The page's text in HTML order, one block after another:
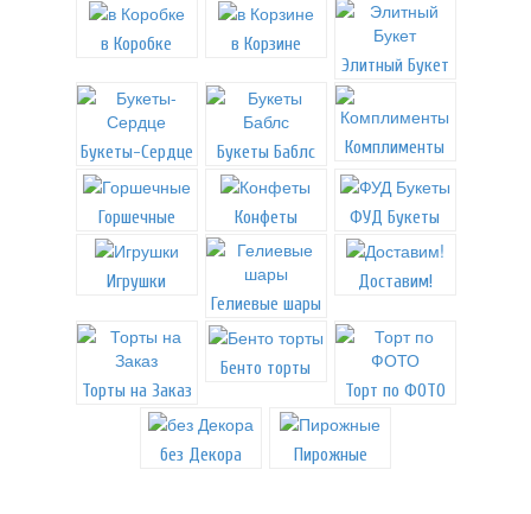
в Коробке
в Корзине
Элитный Букет
Букеты-Сердце Букеты Баблс Комплименты
Горшечные Конфеты ФУД Букеты
Игрушки
Гелиевые шары
Доставим!
Торты на Заказ
Бенто торты
Торт по ФОТО
без Декора Пирожные